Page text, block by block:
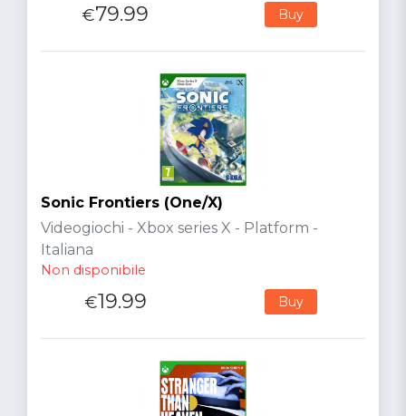
€79.99 Buy
Sonic Frontiers (One/X)
Videogiochi - Xbox series X - Platform -
Italiana
Non disponibile
€19.99 Buy